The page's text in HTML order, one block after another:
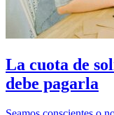
La cuota de
debe pagarla